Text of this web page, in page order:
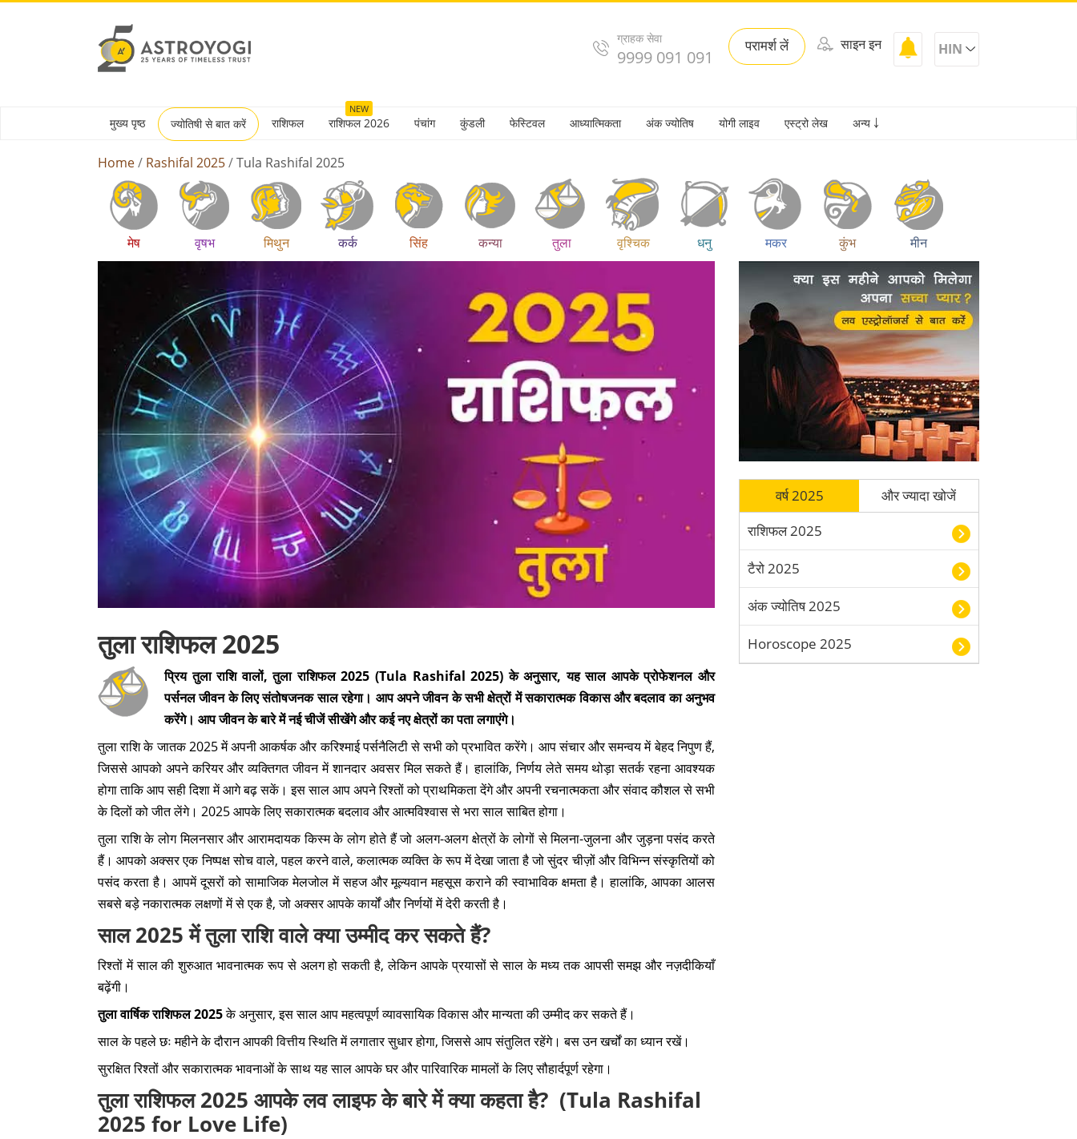
ग्राहक सेवा
9999 091 091
परामर्श लें साइन इन HIN
मुख्य पृष्ठ ज्योतिषी से बात करें राशिफल
NEW
राशिफल 2026 पंचांग कुंडली फेस्टिवल आध्यात्मिकता अंक ज्योतिष योगी लाइव एस्ट्रो लेख अन्य ￬
Home Rashifal 2025 Tula Rashifal 2025
मेष वृषभ मिथुन कर्क सिंह कन्या तुला वृश्चिक धनु मकर कुंभ मीन
तुला राशिफल 2025
प्रिय तुला राशि वालों, तुला राशिफल 2025 (Tula Rashifal 2025) के अनुसार, यह साल आपके प्रोफेशनल और
पर्सनल जीवन के लिए संतोषजनक साल रहेगा। आप अपने जीवन के सभी क्षेत्रों में सकारात्मक विकास और बदलाव का अनुभव
करेंगे। आप जीवन के बारे में नई चीजें सीखेंगे और कई नए क्षेत्रों का पता लगाएंगे।
तुला राशि के जातक 2025 में अपनी आकर्षक और करिश्माई पर्सनैलिटी से सभी को प्रभावित करेंगे। आप संचार और समन्वय में बेहद निपुण हैं,
जिससे आपको अपने करियर और व्यक्तिगत जीवन में शानदार अवसर मिल सकते हैं। हालांकि, निर्णय लेते समय थोड़ा सतर्क रहना आवश्यक
होगा ताकि आप सही दिशा में आगे बढ़ सकें। इस साल आप अपने रिश्तों को प्राथमिकता देंगे और अपनी रचनात्मकता और संवाद कौशल से सभी
के दिलों को जीत लेंगे। 2025 आपके लिए सकारात्मक बदलाव और आत्मविश्वास से भरा साल साबित होगा।
तुला राशि के लोग मिलनसार और आरामदायक किस्म के लोग होते हैं जो अलग-अलग क्षेत्रों के लोगों से मिलना-जुलना और जुड़ना पसंद करते
हैं। आपको अक्सर एक निष्पक्ष सोच वाले, पहल करने वाले, कलात्मक व्यक्ति के रूप में देखा जाता है जो सुंदर चीज़ों और विभिन्न संस्कृतियों को
पसंद करता है। आपमें दूसरों को सामाजिक मेलजोल में सहज और मूल्यवान महसूस कराने की स्वाभाविक क्षमता है। हालांकि, आपका आलस
सबसे बड़े नकारात्मक लक्षणों में से एक है, जो अक्सर आपके कार्यों और निर्णयों में देरी करती है।
साल 2025 में तुला राशि वाले क्या उम्मीद कर सकते हैं?
रिश्तों में साल की शुरुआत भावनात्मक रूप से अलग हो सकती है, लेकिन आपके प्रयासों से साल के मध्य तक आपसी समझ और नज़दीकियाँ
बढ़ेंगी।
तुला वार्षिक राशिफल 2025के अनुसार, इस साल आप महत्वपूर्ण व्यावसायिक विकास और मान्यता की उम्मीद कर सकते हैं।
साल के पहले छः महीने के दौरान आपकी वित्तीय स्थिति में लगातार सुधार होगा, जिससे आप संतुलित रहेंगे। बस उन खर्चों का ध्यान रखें।
सुरक्षित रिश्तों और सकारात्मक भावनाओं के साथ यह साल आपके घर और पारिवारिक मामलों के लिए सौहार्दपूर्ण रहेगा।
तुला राशिफल 2025 आपके लव लाइफ के बारे में क्या कहता है? (Tula Rashifal
2025 for Love Life)
वर्ष 2025
और ज्यादा खोजें
राशिफल 2025
टैरो 2025
अंक ज्योतिष 2025
Horoscope 2025